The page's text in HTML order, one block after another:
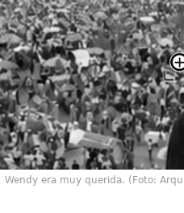
Wendy era muy querida. (Foto: